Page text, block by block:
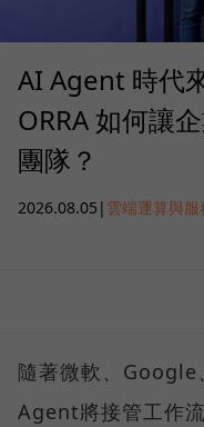
AI Agent 時代
ORRA 如何讓
團隊？
2026.08.05 | 雲端運算與服
隨著微軟、Google
Agent將接管工作